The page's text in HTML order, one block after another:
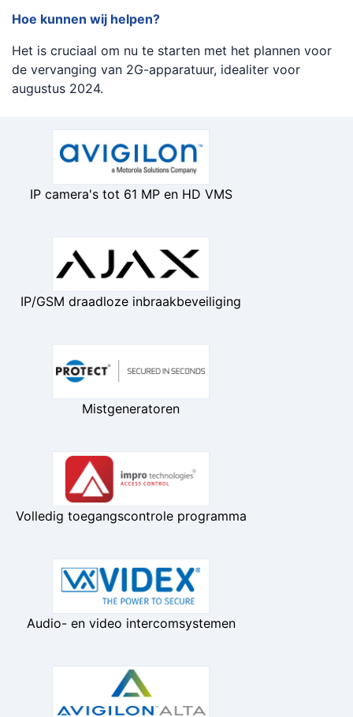
Hoe kunnen wij helpen?
Het is cruciaal om nu te starten met het plannen voor
de vervanging van 2G-apparatuur, idealiter voor
augustus 2024.
IP camera's tot 61 MP en HD VMS
IP/GSM draadloze inbraakbeveiliging
Mistgeneratoren
Volledig toegangscontrole programma
Audio- en video intercomsystemen